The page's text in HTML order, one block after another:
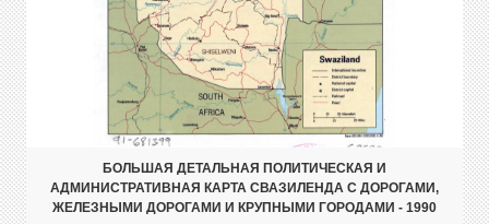
БОЛЬШАЯ ДЕТАЛЬНАЯ ПОЛИТИЧЕСКАЯ И
АДМИНИСТРАТИВНАЯ КАРТА СВАЗИЛЕНДА С ДОРОГАМИ,
ЖЕЛЕЗНЫМИ ДОРОГАМИ И КРУПНЫМИ ГОРОДАМИ - 1990